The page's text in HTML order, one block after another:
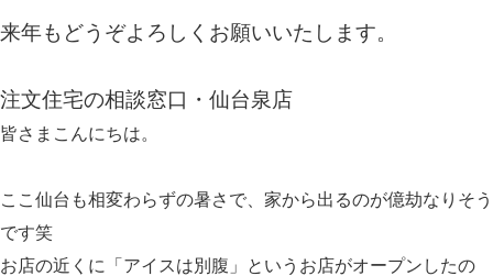
来年もどうぞよろしくお願いいたします。
注文住宅の相談窓口・仙台泉店
皆さまこんにちは。
ここ仙台も相変わらずの暑さで、家から出るのが億劫なりそう
です笑
お店の近くに「アイスは別腹」というお店がオープンしたの